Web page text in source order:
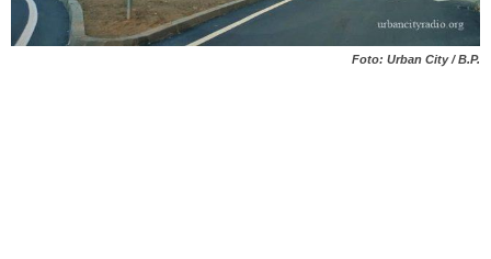
Foto: Urban City / B.P.